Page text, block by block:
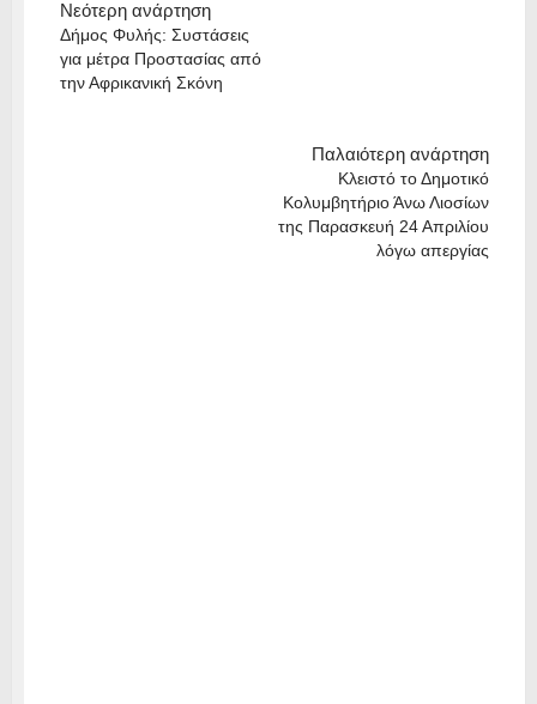
Νεότερη ανάρτηση
Δήμος Φυλής: Συστάσεις
για μέτρα Προστασίας από
την Αφρικανική Σκόνη
Παλαιότερη ανάρτηση
Κλειστό το Δημοτικό
Κολυμβητήριο Άνω Λιοσίων
της Παρασκευή 24 Απριλίου
λόγω απεργίας